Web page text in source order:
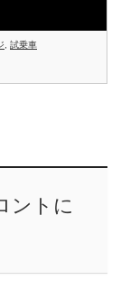
試乗車
ントに